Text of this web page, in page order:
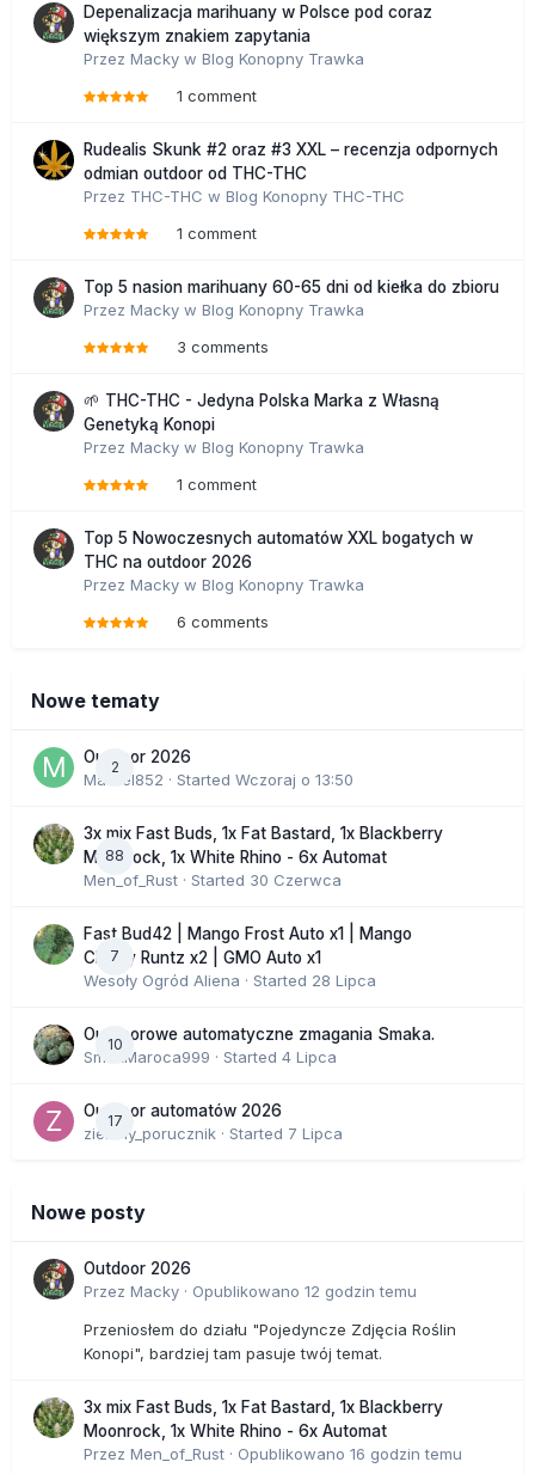
Depenalizacja marihuany w Polsce pod coraz
większym znakiem zapytania
Przez Macky w Blog Konopny Trawka
1 comment
Rudealis Skunk #2 oraz #3 XXL – recenzja odpornych
odmian outdoor od THC-THC
Przez THC-THC w Blog Konopny THC-THC
1 comment
Top 5 nasion marihuany 60-65 dni od kiełka do zbioru
Przez Macky w Blog Konopny Trawka
3 comments
🌱 THC-THC - Jedyna Polska Marka z Własną
Genetyką Konopi
Przez Macky w Blog Konopny Trawka
1 comment
Top 5 Nowoczesnych automatów XXL bogatych w
THC na outdoor 2026
Przez Macky w Blog Konopny Trawka
6 comments
Nowe tematy
2
Outdoor 2026
Marcel852 · Started Wczoraj o 13:50
88
3x mix Fast Buds, 1x Fat Bastard, 1x Blackberry
Moonrock, 1x White Rhino - 6x Automat
Men_of_Rust · Started 30 Czerwca
7
Fast Bud42 | Mango Frost Auto x1 | Mango
Cherry Runtz x2 | GMO Auto x1
Wesoły Ogród Aliena · Started 28 Lipca
10
Outdoorowe automatyczne zmagania Smaka.
SmakMaroca999 · Started 4 Lipca
17
Outdoor automatów 2026
zielony_porucznik · Started 7 Lipca
Nowe posty
Outdoor 2026
Przez Macky · Opublikowano 12 godzin temu
Przeniosłem do działu "Pojedyncze Zdjęcia Roślin
Konopi", bardziej tam pasuje twój temat.
3x mix Fast Buds, 1x Fat Bastard, 1x Blackberry
Moonrock, 1x White Rhino - 6x Automat
Przez Men_of_Rust · Opublikowano 16 godzin temu